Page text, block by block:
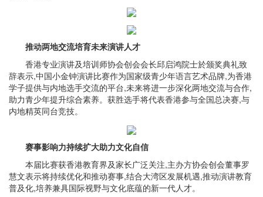
推动两地交流培育未来演讲人才
香港专业演讲及培训师协会创会会长邱启鸿院士於颁奖典礼致
辞表示,中国小金钟演讲比赛作为国家级青少年语言艺术品牌,为香港
学子提供与内地选手交流的平台,未来将进一步深化两地交流与合作,
助力青少年提升综合素养。获胜选手将代表香港参与全国总决赛,与
内地精英同台竞技。
赛事影响力持续扩大助力文化自信
本届比赛获香港教育界及家长广泛关注,主办方协会创会董事罗
慧文表示将持续优化和推动赛事,结合大湾区发展机遇,推动演讲教育
普及化,培养兼具国际视野与文化底蕴的新一代人才。